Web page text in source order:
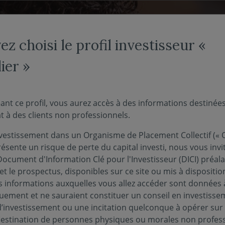
non-
-
choisi le profil investisseur «
»
ce profil, vous aurez accès à des informations
à des clients non professionnels.
dans un Organisme de Placement Collectif («
un risque de perte du capital investi, nous vous
d'Information Clé pour l'Investisseur (DICI)
le prospectus, disponibles sur ce site ou mis à
informations auxquelles vous allez accéder sont données
et ne sauraient constituer un conseil en
ou une incitation quelconque à opérer sur
de personnes physiques ou morales non